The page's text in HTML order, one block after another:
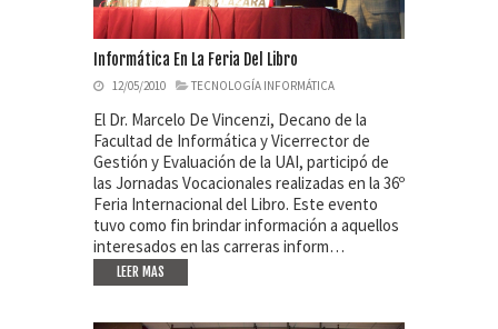
Informática En La Feria Del Libro
12/05/2010 TECNOLOGÍA INFORMÁTICA
El Dr. Marcelo De Vincenzi, Decano de la
Facultad de Informática y Vicerrector de
Gestión y Evaluación de la UAI, participó de
las Jornadas Vocacionales realizadas en la 36º
Feria Internacional del Libro. Este evento
tuvo como fin brindar información a aquellos
interesados en las carreras inform…
LEER MAS